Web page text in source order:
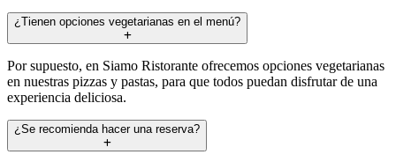
¿Tienen opciones vegetarianas en el menú?
Por supuesto, en Siamo Ristorante ofrecemos opciones vegetarianas
en nuestras pizzas y pastas, para que todos puedan disfrutar de una
experiencia deliciosa.
¿Se recomienda hacer una reserva?